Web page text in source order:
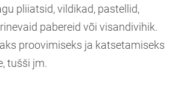
pliiatsid, vildikad, pastellid,
pabereid või visandivihik.
proovimiseks ja katsetamiseks
tušši jm.